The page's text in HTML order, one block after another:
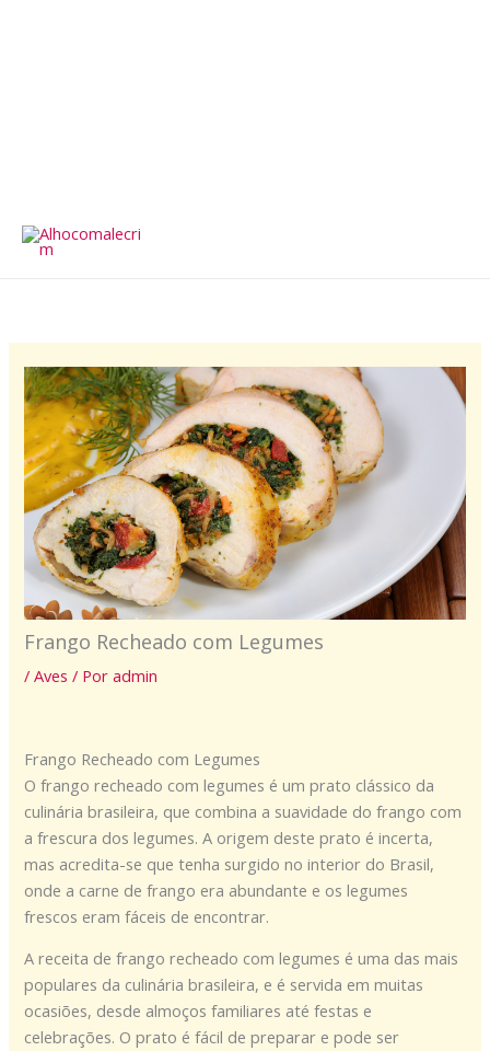
Frango Recheado com Legumes
/Aves / Poradmin
Frango Recheado com Legumes
O frango recheado com legumes é um prato clássico da
culinária brasileira, que combina a suavidade do frango com
a frescura dos legumes. A origem deste prato é incerta,
mas acredita-se que tenha surgido no interior do Brasil,
onde a carne de frango era abundante e os legumes
frescos eram fáceis de encontrar.
A receita de frango recheado com legumes é uma das mais
populares da culinária brasileira, e é servida em muitas
ocasiões, desde almoços familiares até festas e
celebrações. O prato é fácil de preparar e pode ser